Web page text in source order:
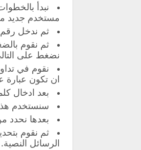
نبدأ
مستخدم جديد
ثم ندخل رقم
ثم نقوم
نضغط على
نقوم في
ان تكون عبارة عن 8 خانات على الاقل وتحتوي على حروف
بعد ادخال
سنستخدم
بعدها
ثم نقوم
الرسائل النصية.